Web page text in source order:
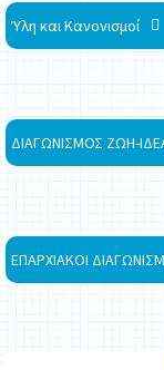
Ύλη και Κανονισμοί
ΔΙΑΓΩΝΙΣΜΟΣ ΖΩΗ-
ΕΠΑΡΧΙΑΚΟΙ